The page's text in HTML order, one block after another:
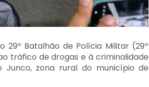
29º Batalhão de Polícia Militar (29º
tráfico de drogas e à criminalidade
zona rural do município de